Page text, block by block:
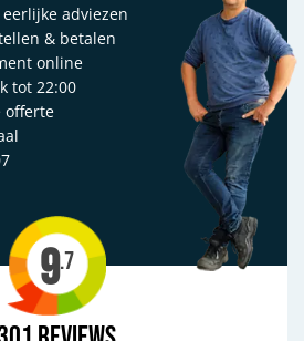
adviezen
& betalen
online
tot 22:00
offerte
9.7